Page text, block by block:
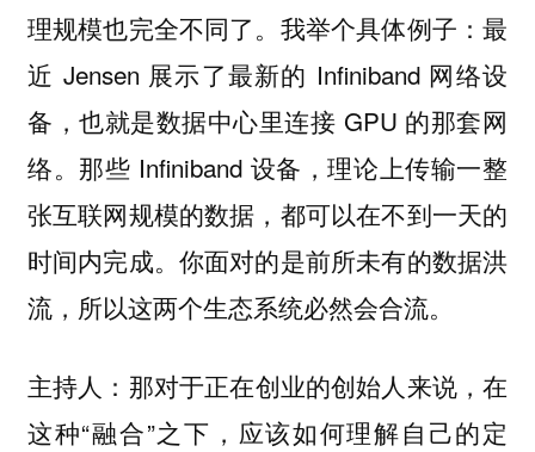
理规模也完全不同了。我举个具体例子：最
近 Jensen 展示了最新的 Infiniband 网络设
备，也就是数据中心里连接 GPU 的那套网
络。那些 Infiniband 设备，理论上传输一整
张互联网规模的数据，都可以在不到一天的
时间内完成。你面对的是前所未有的数据洪
流，所以这两个生态系统必然会合流。
主持人： 那对于正在创业的创始人来说，在
这种“融合”之下，应该如何理解自己的定